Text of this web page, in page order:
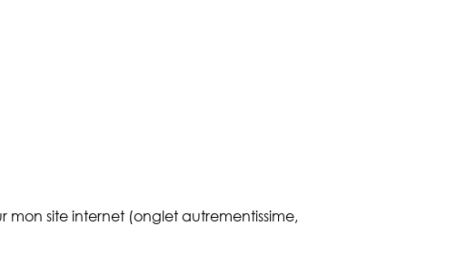
site internet (onglet autrementissime,